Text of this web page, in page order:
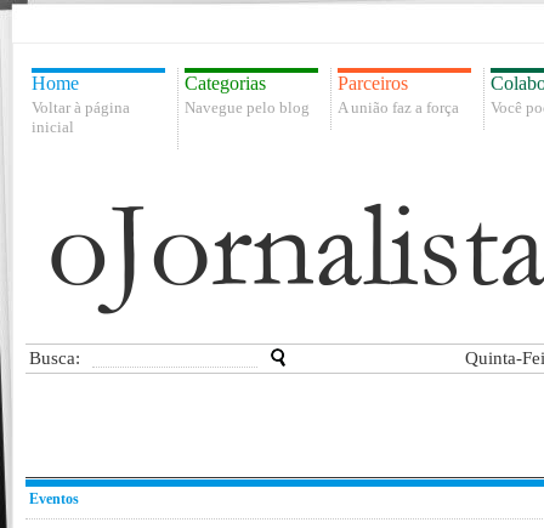
Home
Voltar à página
inicial
Categorias
Navegue pelo blog
Parceiros
A união faz a força Você
Busca: Quinta-
Eventos